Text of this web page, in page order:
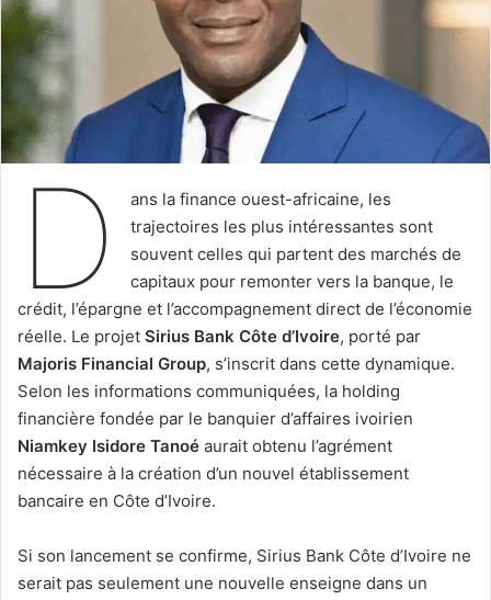
D
ans la finance ouest-africaine, les
trajectoires les plus intéressantes sont
souvent celles qui partent des marchés de
capitaux pour remonter vers la banque, le
crédit, l’épargne et l’accompagnement direct de l’économie
réelle. Le projet Sirius Bank Côte d’Ivoire, porté par
Majoris Financial Group, s’inscrit dans cette dynamique.
Selon les informations communiquées, la holding
financière fondée par le banquier d’affaires ivoirien
Niamkey Isidore Tanoé aurait obtenu l’agrément
nécessaire à la création d’un nouvel établissement
bancaire en Côte d’Ivoire.
Si son lancement se confirme, Sirius Bank Côte d’Ivoire ne
serait pas seulement une nouvelle enseigne dans un